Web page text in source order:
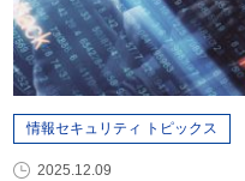
情報セキュリティ トピックス
2025.12.09